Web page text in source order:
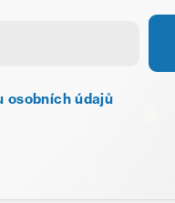
osobních údajů